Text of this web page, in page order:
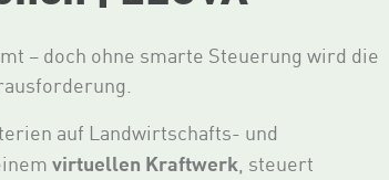
– doch ohne smarte Steuerung wird die
auf Landwirtschafts- und
virtuellen Kraftwerk, steuert